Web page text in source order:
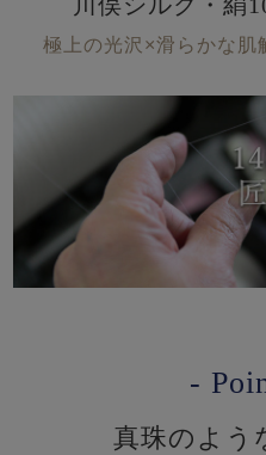
極上の光沢×滑らかな肌
-
真珠のよう